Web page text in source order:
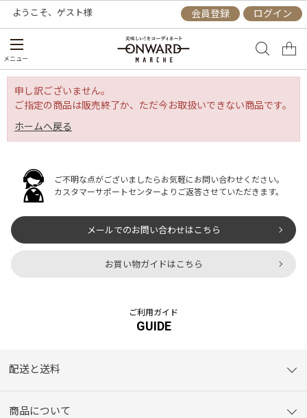
ようこそ、 ゲスト様 会員登録 ログイン
メニュー
申し訳ございません。
ご指定の商品は販売終了か、ただ今お取扱いできない商品です。
ホームへ戻る
ご不明な点がございましたらお気軽にお問い合わせください。
カスタマーサポートセンターよりご返答させていただきます。
メールでのお問い合わせはこちら
お買い物ガイドはこちら
ご利用ガイド
GUIDE
配送と送料
商品について